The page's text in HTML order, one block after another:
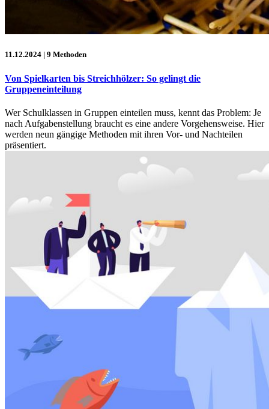
11.12.2024 | 9 Methoden
Von Spielkarten bis Streichhölzer: So gelingt die
Gruppeneinteilung
Wer Schulklassen in Gruppen einteilen muss, kennt das Problem: Je
nach Aufgabenstellung braucht es eine andere Vorgehensweise. Hier
werden neun gängige Methoden mit ihren Vor- und Nachteilen
präsentiert.